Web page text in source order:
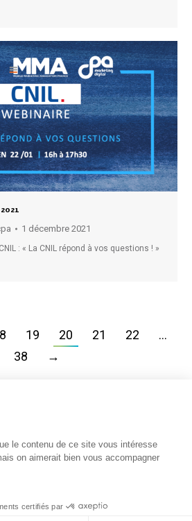
2021
1 décembre 2021
: « La CNIL répond à vos questions ! »
19 20 21 22
…
38
→
droits registrés 2018
le contenu de ce site vous intéresse
on aimerait bien vous accompagner
certifiés par